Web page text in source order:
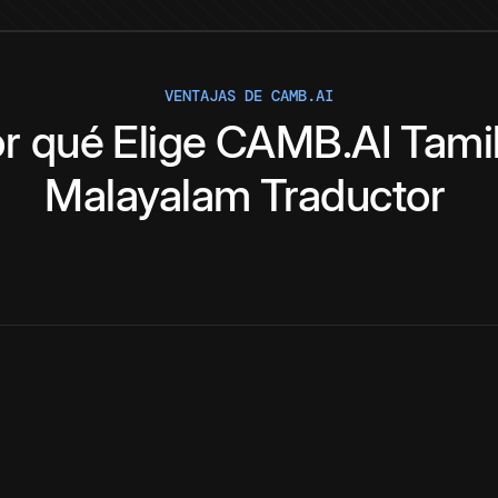
VENTAJAS DE CAMB.AI
qué Elige CAMB.AI
Malayalam Traductor